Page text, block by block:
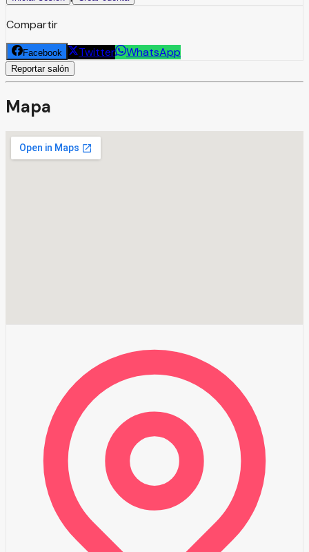
Compartir
Facebook Twitter WhatsApp
Reportar salón
Mapa